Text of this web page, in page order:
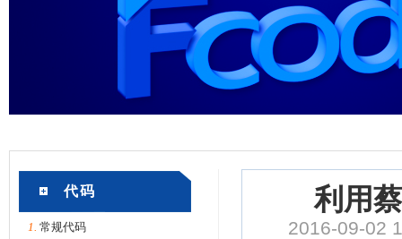
代码
1. 常规代码
利用
2016-09-02